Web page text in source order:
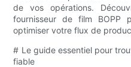
de vos opérations.
fournisseur de film BOPP
optimiser votre flux de
# Le guide essentiel pour
fiable